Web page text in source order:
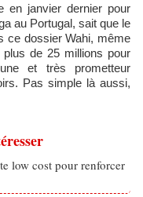
en janvier dernier pour
au Portugal, sait que le
ce dossier Wahi, même
de 25 millions pour
et très prometteur
Pas simple là aussi,
low cost pour renforcer